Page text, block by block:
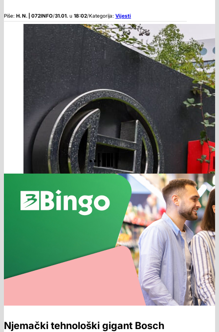
Piše: H. N. | 072INFO/31.01. u 18:02/Kategorija: Vijesti
Njemački tehnološki gigant Bosch